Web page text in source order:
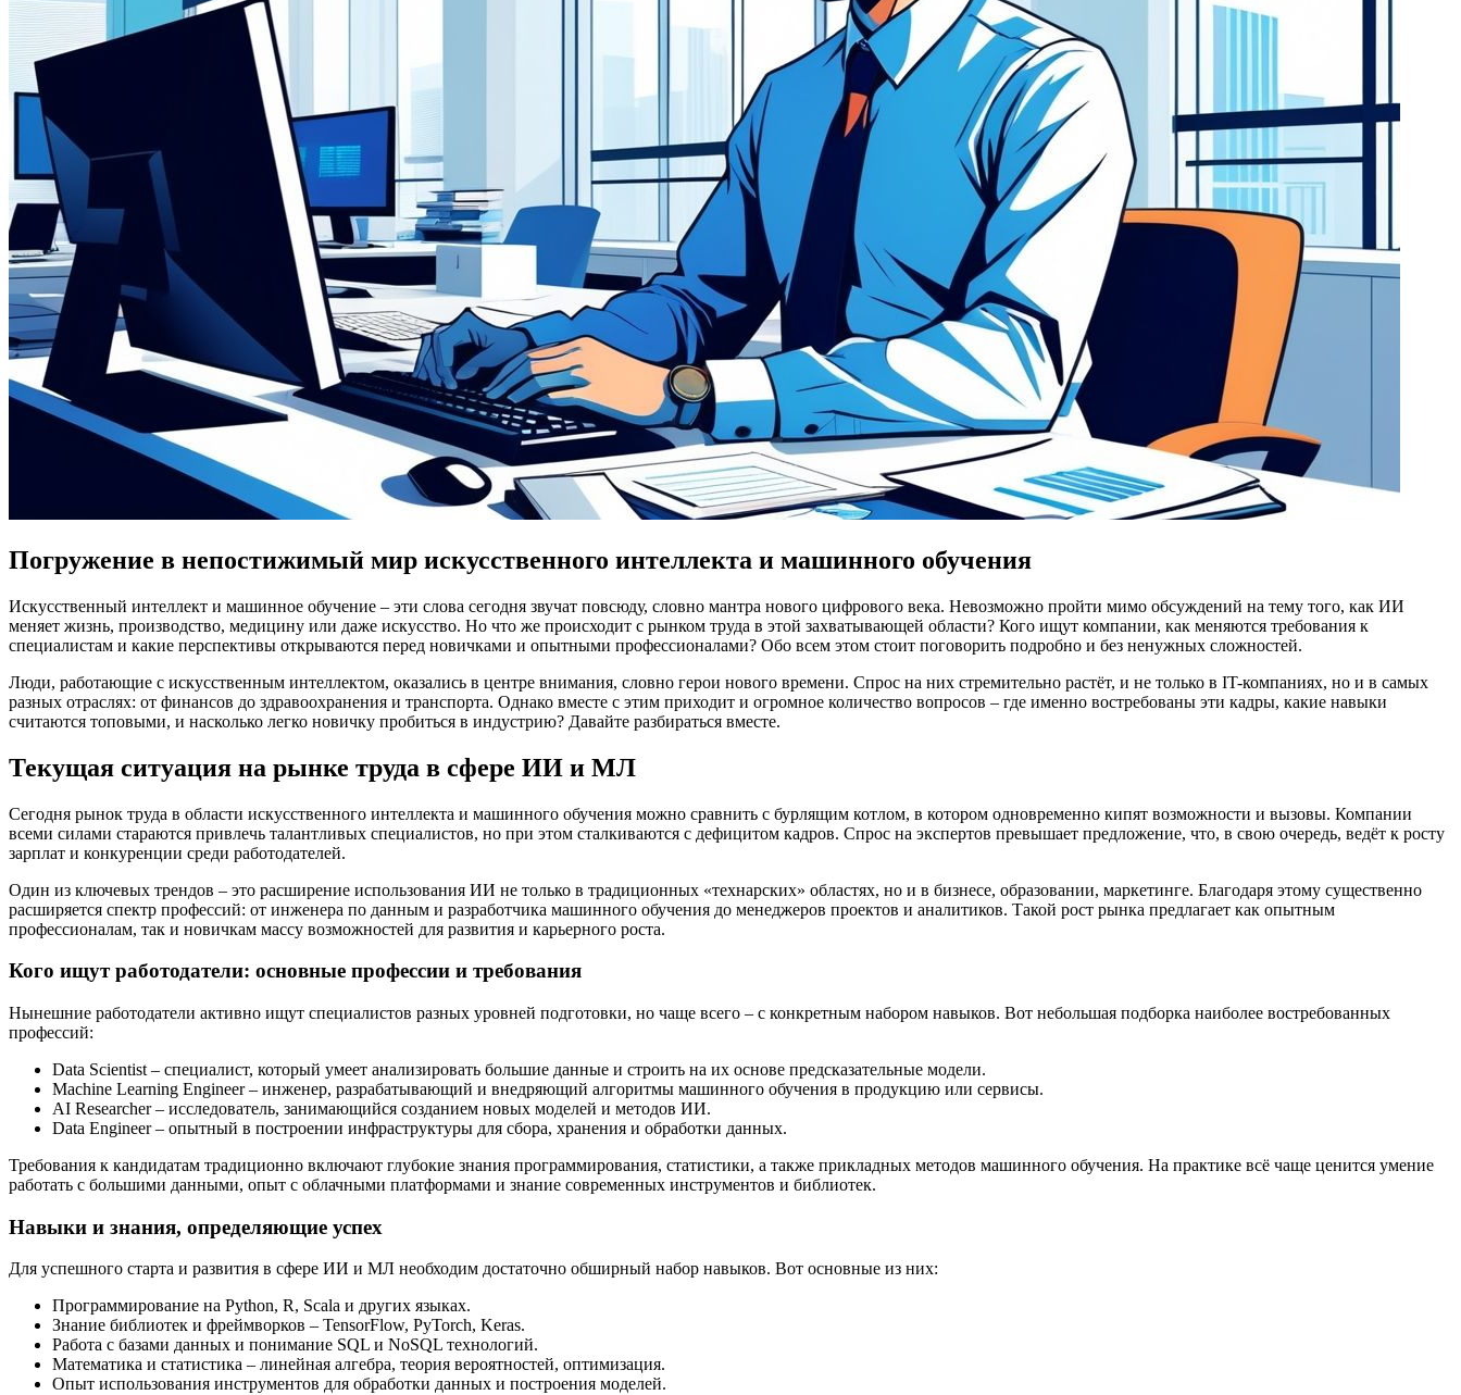
Погружение в непостижимый мир искусственного интеллекта и машинного обучения
Искусственный интеллект и машинное обучение – эти слова сегодня звучат повсюду, словно мантра нового цифрового века. Невозможно пройти мимо обсуждений на тему того, как ИИ
меняет жизнь, производство, медицину или даже искусство. Но что же происходит с рынком труда в этой захватывающей области? Кого ищут компании, как меняются требования к
специалистам и какие перспективы открываются перед новичками и опытными профессионалами? Обо всем этом стоит поговорить подробно и без ненужных сложностей.
Люди, работающие с искусственным интеллектом, оказались в центре внимания, словно герои нового времени. Спрос на них стремительно растёт, и не только в IT-компаниях, но и в самых
разных отраслях: от финансов до здравоохранения и транспорта. Однако вместе с этим приходит и огромное количество вопросов – где именно востребованы эти кадры, какие навыки
считаются топовыми, и насколько легко новичку пробиться в индустрию? Давайте разбираться вместе.
Текущая ситуация на рынке труда в сфере ИИ и МЛ
Сегодня рынок труда в области искусственного интеллекта и машинного обучения можно сравнить с бурлящим котлом, в котором одновременно кипят возможности и вызовы. Компании
всеми силами стараются привлечь талантливых специалистов, но при этом сталкиваются с дефицитом кадров. Спрос на экспертов превышает предложение, что, в свою очередь, ведёт к росту
зарплат и конкуренции среди работодателей.
Один из ключевых трендов – это расширение использования ИИ не только в традиционных «технарских» областях, но и в бизнесе, образовании, маркетинге. Благодаря этому существенно
расширяется спектр профессий: от инженера по данным и разработчика машинного обучения до менеджеров проектов и аналитиков. Такой рост рынка предлагает как опытным
профессионалам, так и новичкам массу возможностей для развития и карьерного роста.
Кого ищут работодатели: основные профессии и требования
Нынешние работодатели активно ищут специалистов разных уровней подготовки, но чаще всего – с конкретным набором навыков. Вот небольшая подборка наиболее востребованных
профессий:
Data Scientist – специалист, который умеет анализировать большие данные и строить на их основе предсказательные модели.
Machine Learning Engineer – инженер, разрабатывающий и внедряющий алгоритмы машинного обучения в продукцию или сервисы.
AI Researcher – исследователь, занимающийся созданием новых моделей и методов ИИ.
Data Engineer – опытный в построении инфраструктуры для сбора, хранения и обработки данных.
Требования к кандидатам традиционно включают глубокие знания программирования, статистики, а также прикладных методов машинного обучения. На практике всё чаще ценится умение
работать с большими данными, опыт с облачными платформами и знание современных инструментов и библиотек.
Навыки и знания, определяющие успех
Для успешного старта и развития в сфере ИИ и МЛ необходим достаточно обширный набор навыков. Вот основные из них:
Программирование на Python, R, Scala и других языках.
Знание библиотек и фреймворков – TensorFlow, PyTorch, Keras.
Работа с базами данных и понимание SQL и NoSQL технологий.
Математика и статистика – линейная алгебра, теория вероятностей, оптимизация.
Опыт использования инструментов для обработки данных и построения моделей.